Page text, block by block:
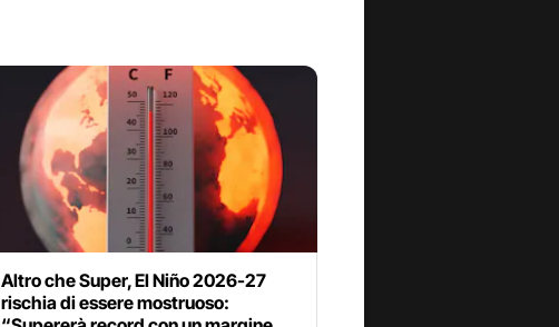
Altro che Super, El Niño 2026-27
rischia di essere mostruoso: